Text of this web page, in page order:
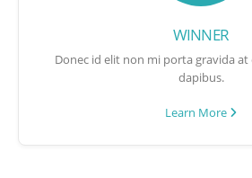
WINNER
Donec id elit non mi porta gravida at
dapibus.
Learn More